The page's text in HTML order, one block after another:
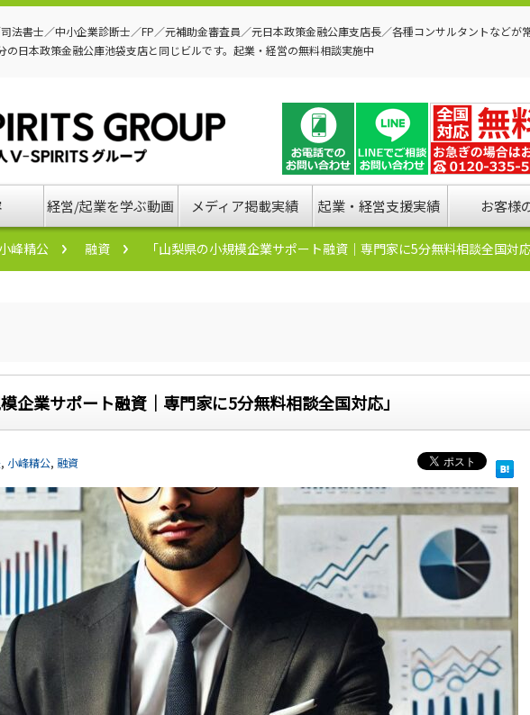
法書士／中小企業診断士／FP／元補助金審査員／元日本政策金融公庫支店長／各種コンサルタントなどが
の日本政策金融公庫池袋支店と同じビルです。起業・経営の無料相談実施中
経営/起業を学ぶ動画 メディア掲載実績 起業・経営支援実績 お客様
小峰精公 融資 「山梨県の小規模企業サポート融資｜専門家に5分無料相談全国対応
企業サポート融資｜専門家に5分無料相談全国対応」
, 小峰精公, 融資